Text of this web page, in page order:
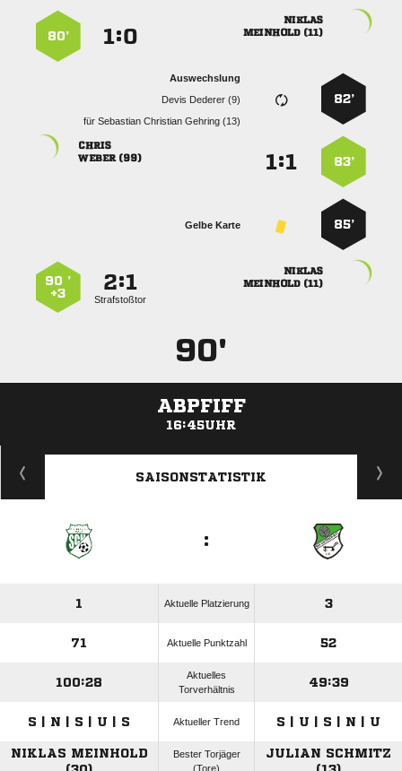

 
:
80’
82’
Auswechslung
  
für   
83’
:

 
85’
Gelbe Karte

 
:
Strafstoßtor
90 ’
+3
90'
ABPFIFF
16:45UHR
ANZEIGE
SAISONSTATISTIK
:
1 Aktuelle Platzierung 3
71 Aktuelle Punktzahl 52
100:28
Aktuelles
Torverhältnis
49:39
S | N | S | U | S Aktueller Trend S | U | S | N | U
NIKLAS MEINHOLD
Bester Torjäger
(Tore)
JULIAN SCHMITZ